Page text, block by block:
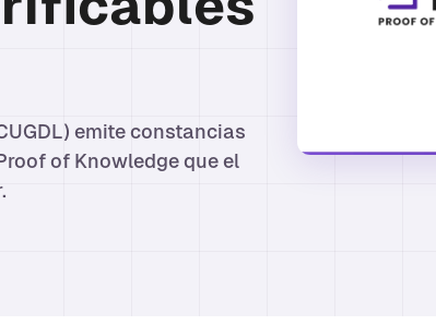
emite constancias
of Knowledge que el